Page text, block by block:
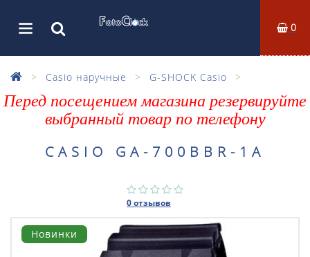
0
Casio наручные G-SHOCK Casio
Перед посещением магазина резервируйте
выбранный товар по телефону
CASIO GA-700BBR-1A
0 отзывов
Новинки